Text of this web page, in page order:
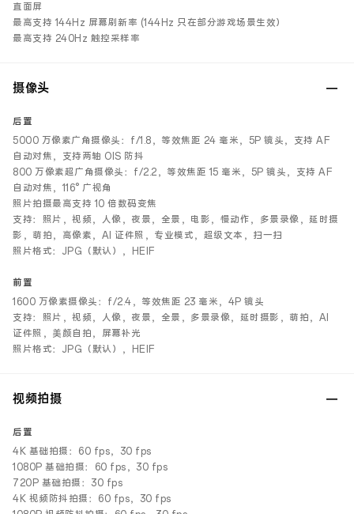
直面屏
最高支持 144Hz 屏幕刷新率 (144Hz 只在部分游戏场景生效）
最高支持 240Hz 触控采样率
摄像头
后置
5000 万像素广角摄像头：f/1.8，等效焦距 24 毫米，5P 镜头，支持 AF
自动对焦，支持两轴 OIS 防抖
800 万像素超广角摄像头：f/2.2，等效焦距 15 毫米，5P 镜头，支持 AF
自动对焦，116° 广视角
照片拍摄最高支持 10 倍数码变焦
支持：照片，视频，人像，夜景，全景，电影，慢动作，多景录像，延时摄
影，萌拍，高像素，AI 证件照，专业模式，超级文本，扫一扫
照片格式：JPG（默认），HEIF
前置
1600 万像素摄像头：f/2.4，等效焦距 23 毫米，4P 镜头
支持：照片，视频，人像，夜景，全景，多景录像，延时摄影，萌拍，AI
证件照，美颜自拍，屏幕补光
照片格式：JPG（默认），HEIF
视频拍摄
后置
4K 基础拍摄：60 fps，30 fps
1080P 基础拍摄：60 fps，30 fps
720P 基础拍摄：30 fps
4K 视频防抖拍摄：60 fps，30 fps